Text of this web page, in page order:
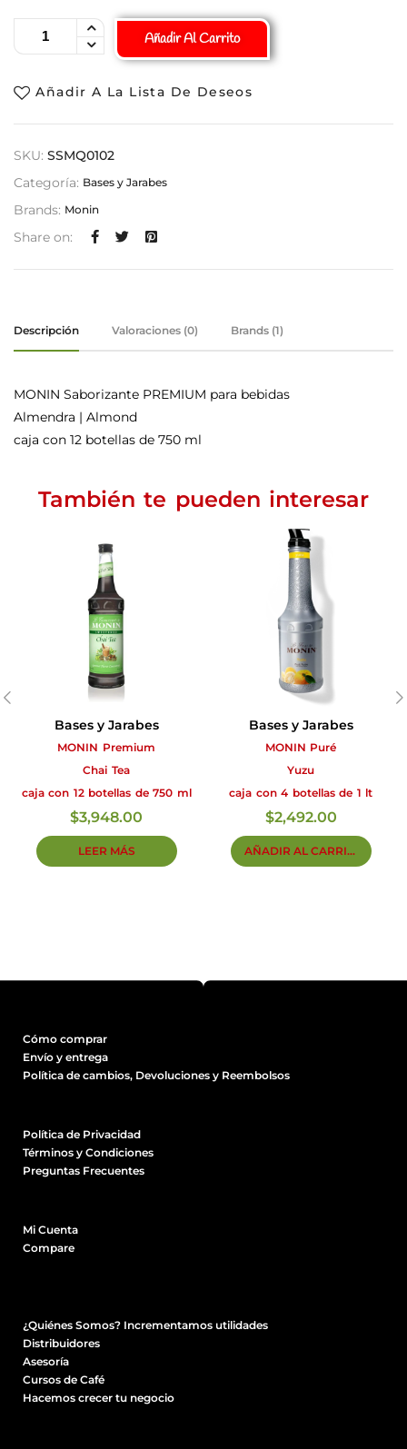
Añadir Al Carrito
Añadir A La Lista De Deseos
SKU: SSMQ0102
Categoría: Bases y Jarabes
Brands: Monin
Share on:
Descripción Valoraciones (0) Brands (1)
MONIN Saborizante PREMIUM para bebidas
Almendra | Almond
caja con 12 botellas de 750 ml
También te pueden interesar
Bases y Jarabes
MONIN Premium
Chai Tea
caja con 12 botellas de 750 ml
$3,948.00
LEER MÁS
Bases y Jarabes
MONIN Puré
Yuzu
caja con 4 botellas de 1 lt
$2,492.00
AÑADIR AL CARRITO
Cómo comprar
Envío y entrega
Política de cambios, Devoluciones y Reembolsos
Política de Privacidad
Términos y Condiciones
Preguntas Frecuentes
Mi Cuenta
Compare
¿Quiénes Somos? Incrementamos utilidades
Distribuidores
Asesoría
Cursos de Café
Hacemos crecer tu negocio